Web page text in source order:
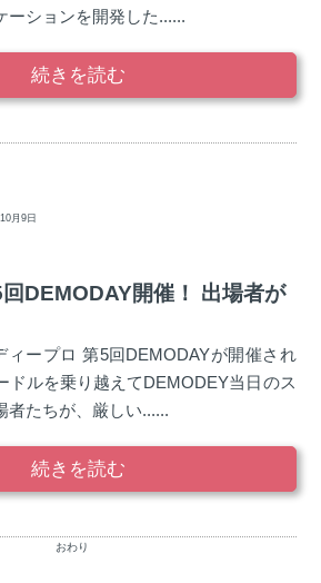
ーションを開発した......
続きを読む
月9日
DEMODAY開催！ 出場者が
ープロ 第5回DEMODAYが開催され
ドルを乗り越えてDEMODEY当日のス
者たちが、厳しい......
続きを読む
おわり